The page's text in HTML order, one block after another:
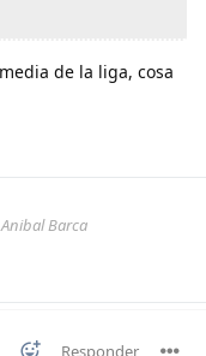
de la liga, cosa
Barca
Responder